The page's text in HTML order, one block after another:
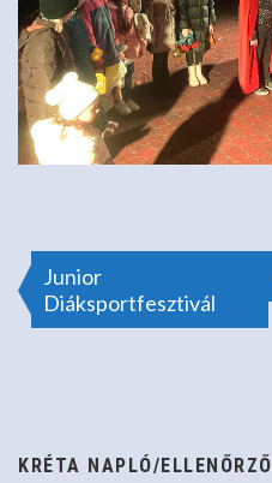
Bejegyzés
Junior
Diáksportfesztivál
KRÉTA NAPLÓ/ELLENŐRZŐ